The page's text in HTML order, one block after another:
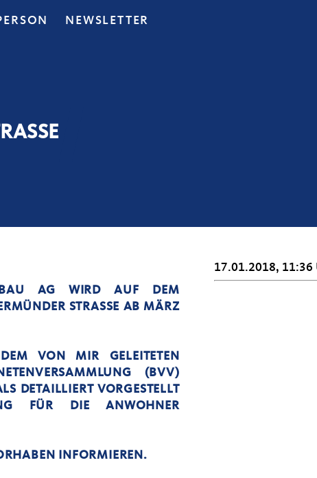
NEWSLETTER
AG WIRD AUF DEM
STRASSE AB MÄRZ 2
VON MIR GELEITETEN
(BVV)
DETAILLIERT VORGESTELLT
FÜR DIE ANWOHNER
INFORMIEREN.
17.01.2018, 11:36